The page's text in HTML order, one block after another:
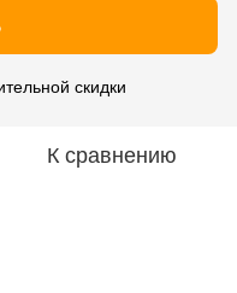
скидки
К сравнению